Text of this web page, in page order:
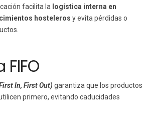
facilita la logística interna en
hosteleros y evita pérdidas o
In, First Out) garantiza que los productos
primero, evitando caducidades